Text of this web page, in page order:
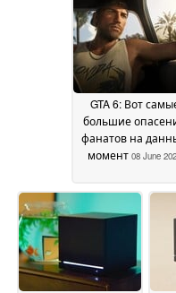
GTA 6: Вот
большие
фанатов на
момент 08 June